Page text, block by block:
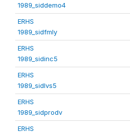
1989_siddemo4
ERHS
1989_sidfmly
ERHS
1989_sidinc5
ERHS
1989_sidlvs5
ERHS
1989_sidprodv
ERHS